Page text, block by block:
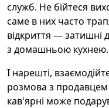
служб. Не бійтеся
саме в них часто
відкриття — затишні
з домашньою кухнею.
І нарешті,
розмова з
кав'ярні може